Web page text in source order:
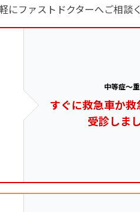
ファストドクターへご相談
中等症～
すぐに救急車か
受診しま